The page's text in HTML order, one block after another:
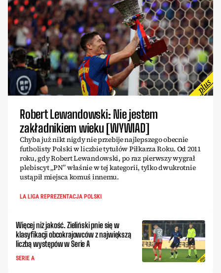
Robert Lewandowski: Nie jestem
zakładnikiem wieku [WYWIAD]
Chyba już nikt nigdy nie przebije najlepszego obecnie
futbolisty Polski w liczbie tytułów Piłkarza Roku. Od 2011
roku, gdy Robert Lewandowski, po raz pierwszy wygrał
plebiscyt „PN” właśnie w tej kategorii, tylko dwukrotnie
ustąpił miejsca komuś innemu.
LA LIGA REPREZENTACJA POLSKI
Więcej niż jakość. Zieliński pnie się w
klasyfikacji obcokrajowców z największą
liczbą występów w Serie A
SERIE A